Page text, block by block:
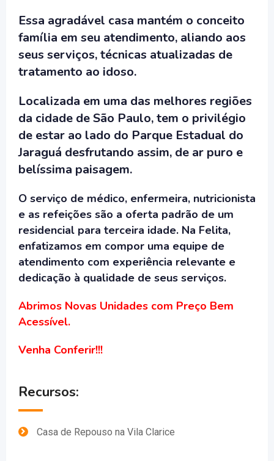
Essa agradável casa mantém o conceito
família em seu atendimento, aliando aos
seus serviços, técnicas atualizadas de
tratamento ao idoso.
Localizada em uma das melhores regiões
da cidade de São Paulo, tem o privilégio
de estar ao lado do Parque Estadual do
Jaraguá desfrutando assim, de ar puro e
belíssima paisagem.
O serviço de médico, enfermeira, nutricionista
e as refeições são a oferta padrão de um
residencial para terceira idade. Na Felita,
enfatizamos em compor uma equipe de
atendimento com experiência relevante e
dedicação à qualidade de seus serviços.
Abrimos Novas Unidades com Preço Bem
Acessível.
Venha Conferir!!!
Recursos:
Casa de Repouso na Vila Clarice